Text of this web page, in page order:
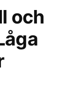
och